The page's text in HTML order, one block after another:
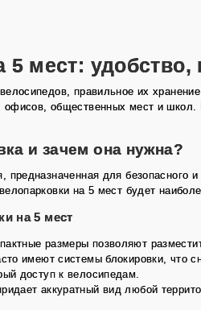
5 мест:
правильное их
общественных мест и школ.
и зачем она нужна?
предназначенная для
на 5 мест будет
на 5 мест
размеры позволяют
имеют системы блокировки, что
доступ к велосипедам.
аккуратный вид любой